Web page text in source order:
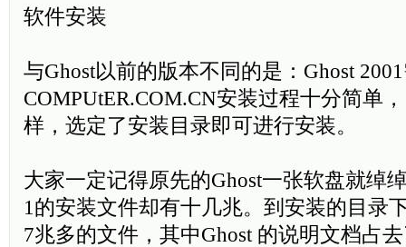
软件安装
与Ghost以前的版本不同的是：Ghost
COMPUtER.COM.CN安装过程十分简单
样，选定了安装目录即可进行安装。
大家一定记得原先的Ghost一张软盘就绰
1的安装文件却有十几兆。到安装的目录
7兆多的文件，其中Ghost 的说明文档占